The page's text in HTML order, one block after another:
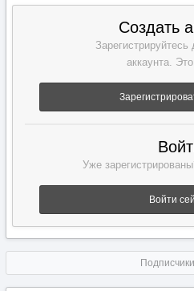
Создать
аккаунта.
Уже
Войти
Подписчики